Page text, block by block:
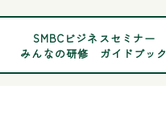
SMBCビジネスセミナー
みんなの研修 ガイドブック